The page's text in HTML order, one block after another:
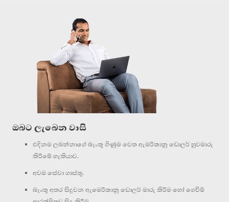
ඔබට ලැබෙන වාසි
එදිනම ලබන්නාගේ බැංකු ගිණුම වෙත ඇමරිකානු ඩොලර් හුවමාරු
කිරීමේ හැකියාව.
අවම සේවා ගාස්තු.
බැංකු අතර සිදුවන ඇමෙරිකානු ඩොලර් මාරු කිරීම හෝ ගෙවීම්